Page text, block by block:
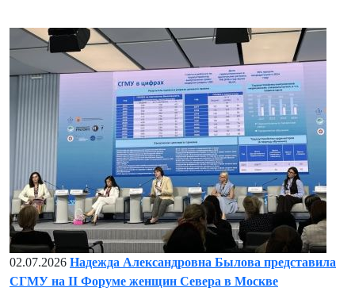
02.07.2026 Надежда Александровна Былова представила
СГМУ на II Форуме женщин Севера в Москве